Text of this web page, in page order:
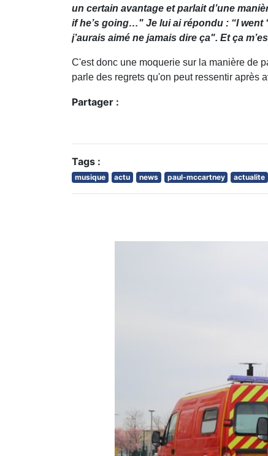
un certain avantage et parlait d’une
if he’s going…" Je lui ai répondu : “I went
j’aurais aimé ne jamais dire ça". Et ça
C'est donc une moquerie sur la manière de
parle des regrets qu'on peut ressentir après
Partager :
Tags :
musique actu news paul-mccartney actualite